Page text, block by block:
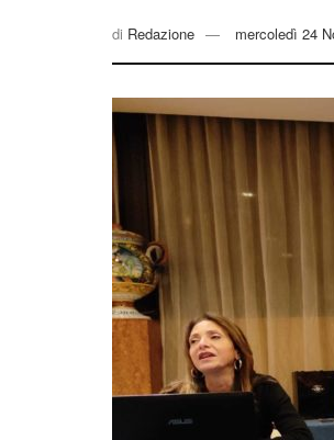
di Redazione mercoledì 24